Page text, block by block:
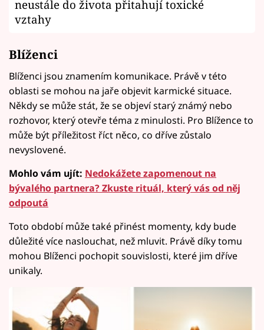
neustále do života přitahují toxické
vztahy
Blíženci
Blíženci jsou znamením komunikace. Právě v této
oblasti se mohou na jaře objevit karmické situace.
Někdy se může stát, že se objeví starý známý nebo
rozhovor, který otevře téma z minulosti. Pro Blížence to
může být příležitost říct něco, co dříve zůstalo
nevyslovené.
Mohlo vám ujít: Nedokážete zapomenout na
bývalého partnera? Zkuste rituál, který vás od něj
odpoutá
Toto období může také přinést momenty, kdy bude
důležité více naslouchat, než mluvit. Právě díky tomu
mohou Blíženci pochopit souvislosti, které jim dříve
unikaly.